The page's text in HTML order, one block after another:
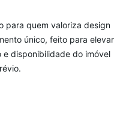
para quem valoriza design
único, feito para elevar
e disponibilidade do imóvel